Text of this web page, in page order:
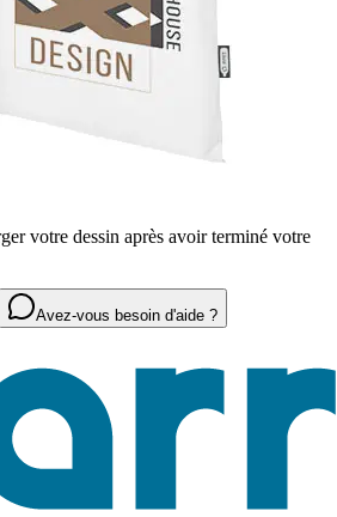
votre dessin après avoir terminé votre
Avez-vous besoin d'aide ?